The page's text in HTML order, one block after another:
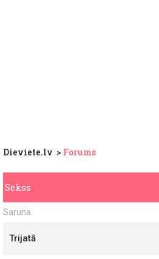
Dieviete.lv Forums
Sekss
Saruna
Trijatā